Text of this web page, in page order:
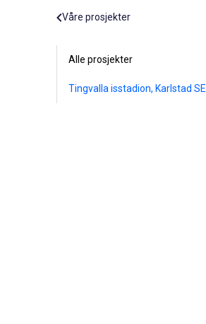
Våre prosjekter
Alle prosjekter
Tingvalla isstadion, Karlstad SE